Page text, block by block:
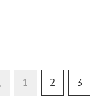
1 2 3